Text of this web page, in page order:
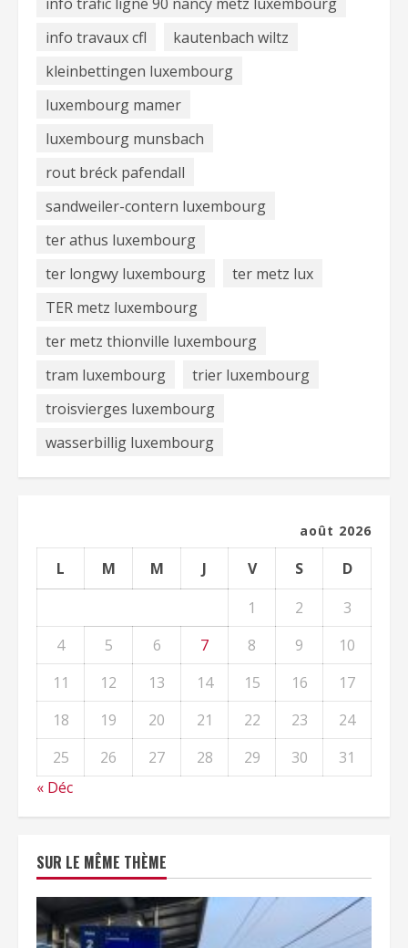
info travaux cfl
kautenbach wiltz
kleinbettingen luxembourg
luxembourg mamer
luxembourg munsbach
rout bréck pafendall
sandweiler-contern luxembourg
ter athus luxembourg
ter longwy luxembourg
ter metz lux
TER metz luxembourg
ter metz thionville luxembourg
tram luxembourg
trier luxembourg
troisvierges luxembourg
wasserbillig luxembourg
août 2026
L M M J V S
D
1
2
3
4
5 6 7 8 9
10
11
12 13 14 15 16
17
18
19 20 21 22 23
24
25
26 27 28 29 30
31
« Déc
SUR LE MÊME THÈME